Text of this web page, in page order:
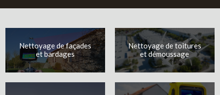
Nettoyage de façades
et bardages
Nettoyage de toitures
et démoussage